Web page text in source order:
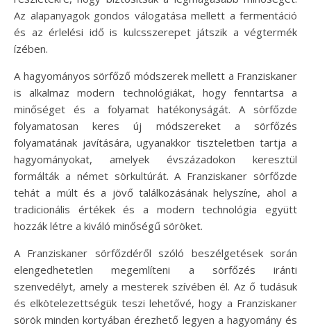
Az alapanyagok gondos válogatása mellett a fermentáció
és az érlelési idő is kulcsszerepet játszik a végtermék
ízében.
A hagyományos sörfőző módszerek mellett a Franziskaner
is alkalmaz modern technológiákat, hogy fenntartsa a
minőséget és a folyamat hatékonyságát. A sörfőzde
folyamatosan keres új módszereket a sörfőzés
folyamatának javítására, ugyanakkor tiszteletben tartja a
hagyományokat, amelyek évszázadokon keresztül
formálták a német sörkultúrát. A Franziskaner sörfőzde
tehát a múlt és a jövő találkozásának helyszíne, ahol a
tradicionális értékek és a modern technológia együtt
hozzák létre a kiváló minőségű söröket.
A Franziskaner sörfőzdéről szóló beszélgetések során
elengedhetetlen megemlíteni a sörfőzés iránti
szenvedélyt, amely a mesterek szívében él. Az ő tudásuk
és elkötelezettségük teszi lehetővé, hogy a Franziskaner
sörök minden kortyában érezhető legyen a hagyomány és